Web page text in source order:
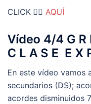
CLICK 👉🏽 AQUÍ
Vídeo 4/4 G R
C L A S E E X
En este vídeo vamos
secundarios (DS);
acordes disminuidos